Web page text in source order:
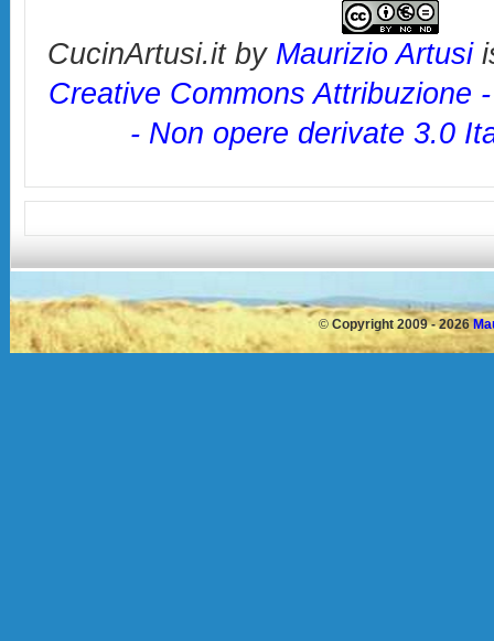
CucinArtusi.itby Maurizio Artusi
Creative Commons Attribuzione
- Non opere derivate 3.0
© Copyright 2009 - 2026